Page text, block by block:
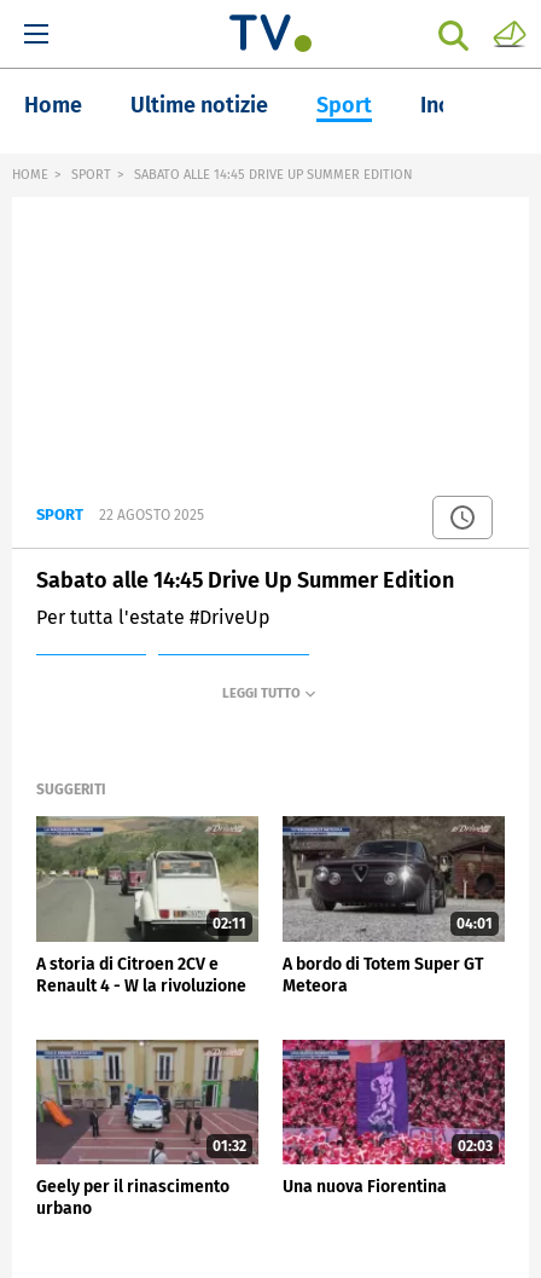
Home Ultime notizie Sport Inchieste
HOME SPORT SABATO ALLE 14:45 DRIVE UP SUMMER EDITION
SPORT 22 AGOSTO 2025
Sabato alle 14:45 Drive Up Summer Edition
Per tutta l'estate #DriveUp
SUGGERITI
02:11
A storia di Citroen 2CV e
Renault 4 - W la rivoluzione
04:01
A bordo di Totem Super GT
Meteora
01:32
Geely per il rinascimento
urbano
02:03
Una nuova Fiorentina